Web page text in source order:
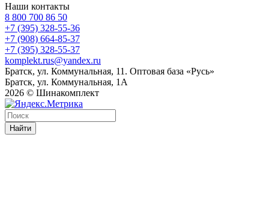
Наши контакты
8 800 700 86 50
+7 (395) 328-55-36
+7 (908) 664-85-37
+7 (395) 328-55-37
komplekt.rus@yandex.ru
Братск, ул. Коммунальная, 11. Оптовая база «Русь»
Братск, ул. Коммунальная, 1А
2026 © Шинакомплект
Найти